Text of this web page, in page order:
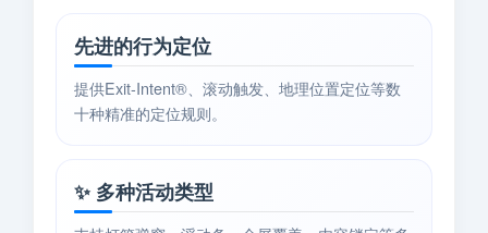
先进的行为定位
提供Exit-Intent®、滚动触发、地理位置定位等数
十种精准的定位规则。
✨ 多种活动类型